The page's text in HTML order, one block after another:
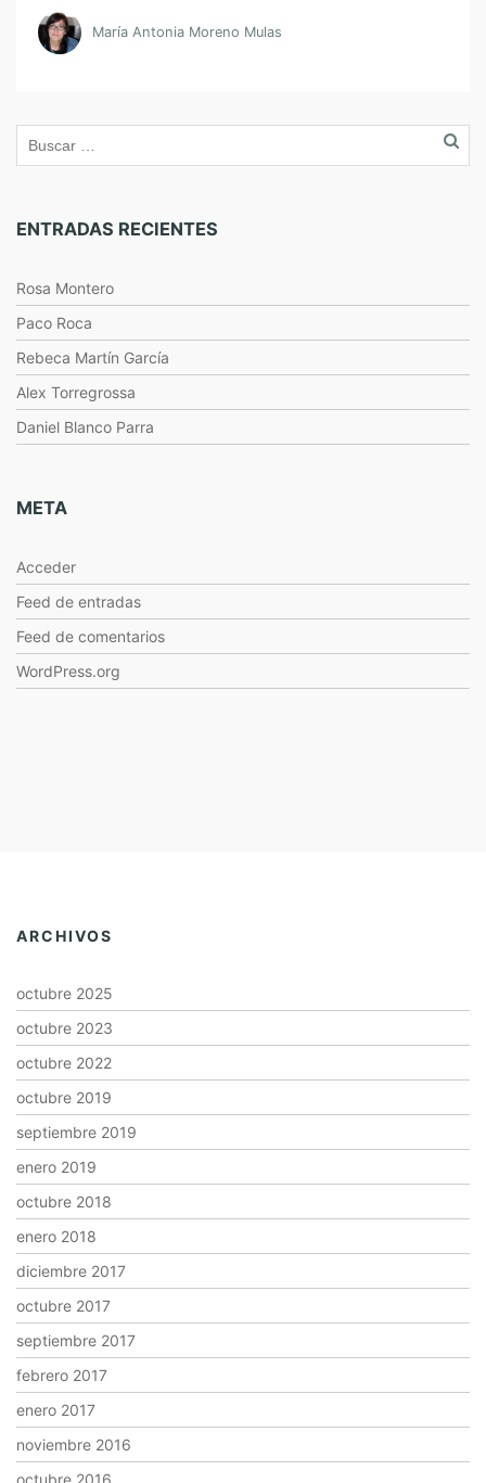
María Antonia Moreno Mulas
ENTRADAS RECIENTES
Rosa Montero
Paco Roca
Rebeca Martín García
Alex Torregrossa
Daniel Blanco Parra
META
Acceder
Feed de entradas
Feed de comentarios
WordPress.org
ARCHIVOS
octubre 2025
octubre 2023
octubre 2022
octubre 2019
septiembre 2019
enero 2019
octubre 2018
enero 2018
diciembre 2017
octubre 2017
septiembre 2017
febrero 2017
enero 2017
noviembre 2016
octubre 2016